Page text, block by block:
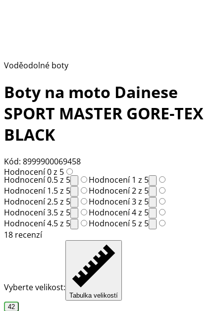
Voděodolné boty
Boty na moto Dainese
SPORT MASTER GORE-TEX
BLACK
Kód: 8999900069458
Hodnocení 0 z 5
Hodnocení 0.5 z 5
Hodnocení 1 z 5
Hodnocení 1.5 z 5
Hodnocení 2 z 5
Hodnocení 2.5 z 5
Hodnocení 3 z 5
Hodnocení 3.5 z 5
Hodnocení 4 z 5
Hodnocení 4.5 z 5
Hodnocení 5 z 5
18 recenzí
Vyberte velikost:
Tabulka velikostí
42